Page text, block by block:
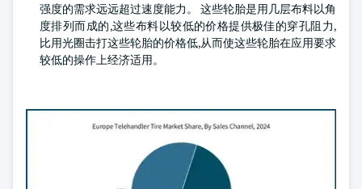
强度的需求远远超过速度能力。 这些轮胎是用几层布料以角
度排列而成的,这些布料以较低的价格提供极佳的穿孔阻力,
比用光圈击打这些轮胎的价格低,从而使这些轮胎在应用要求
较低的操作上经济适用。